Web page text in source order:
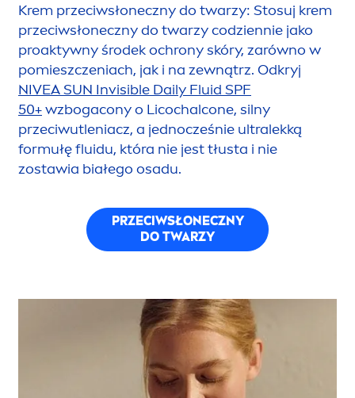
Krem przeciwsłoneczny do twarzy: Stosuj krem
przeciwsłoneczny do twarzy codziennie jako
proaktywny środek ochrony skóry, zarówno w
pomieszczeniach, jak i na zewnątrz. Odkryj
NIVEASUN Invisible Daily Fluid SPF
50+wzbogacony o Licochalcone, silny
przeciwutleniacz, a jednocześnie ultralekką
formułę fluidu, która nie jest tłusta i nie
zostawia białego osadu.
PRZECIWSŁONECZNY
DO TWARZY